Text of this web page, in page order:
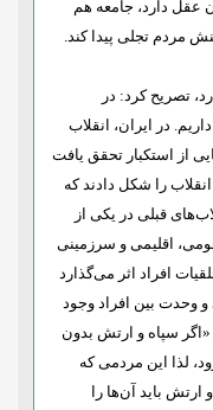
دارد، جامعه هم
مردم تجلی پیدا کند.
تصریح کرد: در
در ایران، انقلاب
از استکبار تحقق یافت
را شکل دادند که
قبلی در یکی از
اقلیمی و سرزمینی
افراد اثر می‌گذارد
و وحدت بین افراد وجود
«اگر سپاه و ارتش بدون
لذا این مردمی که
ارتش باید آن‌ها را